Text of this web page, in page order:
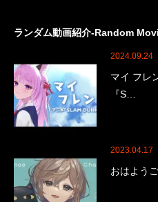
ランダム動画紹介-Random
2024.09.24
マイ フレ
『S…
2023.04.17
おはよう